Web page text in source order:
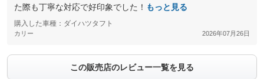
た際も丁寧な対応で好印象でした！ もっと見る
購入した車種：ダイハツタフト
カリー 2026年07月26日
この販売店のレビュー一覧を見る